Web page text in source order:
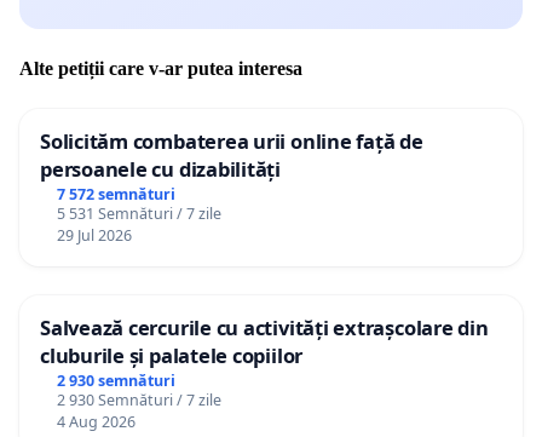
Alte petiții care v-ar putea interesa
Solicităm combaterea urii online față de
persoanele cu dizabilități
7 572 semnături
5 531 Semnături / 7 zile
29 Jul 2026
Salvează cercurile cu activități extrașcolare din
cluburile și palatele copiilor
2 930 semnături
2 930 Semnături / 7 zile
4 Aug 2026